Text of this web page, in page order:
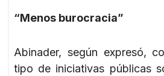
“Menos burocracia”
Abinader, según expresó,
tipo de iniciativas públicas